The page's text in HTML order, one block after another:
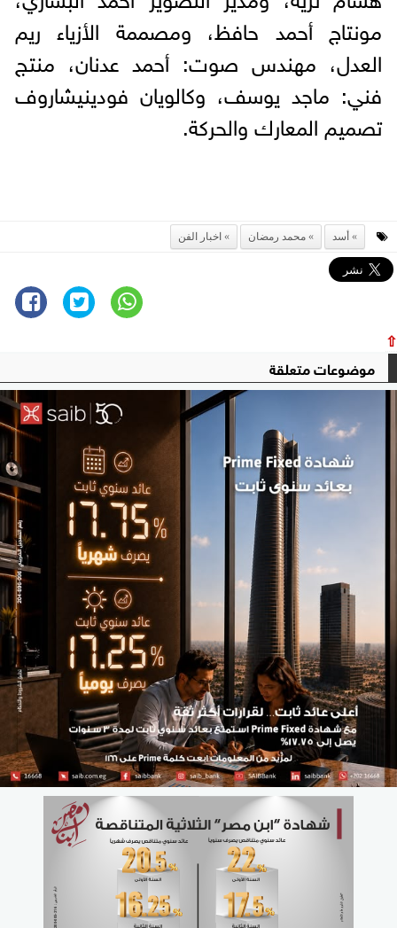
مونتاج أحمد حافظ، ومصممة الأزياء ريم
العدل، مهندس صوت: أحمد عدنان، منتج
فني: ماجد يوسف، وكالويان فودينيشاروف
تصميم المعارك والحركة.
أسد محمد رمضان اخبار الفن
⇧
موضوعات متعلقة